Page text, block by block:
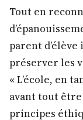
Tout en
parent
préserver les
« L’école, en
avant tout
principes